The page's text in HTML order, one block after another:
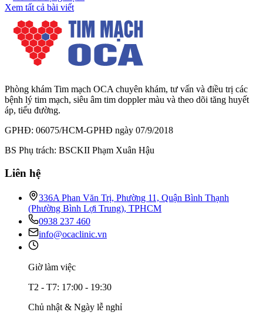
Xem tất cả bài viết
Phòng khám Tim mạch OCA chuyên khám, tư vấn và điều trị các
bệnh lý tim mạch, siêu âm tim doppler màu và theo dõi tăng huyết
áp, tiểu đường.
GPHĐ: 06075/HCM-GPHĐ ngày 07/9/2018
BS Phụ trách: BSCKII Phạm Xuân Hậu
Liên hệ
336A Phan Văn Trị, Phường 11, Quận Bình Thạnh
(Phường Bình Lợi Trung), TPHCM
0938 237 460
info@ocaclinic.vn
Giờ làm việc
T2 - T7: 17:00 - 19:30
Chủ nhật & Ngày lễ nghỉ